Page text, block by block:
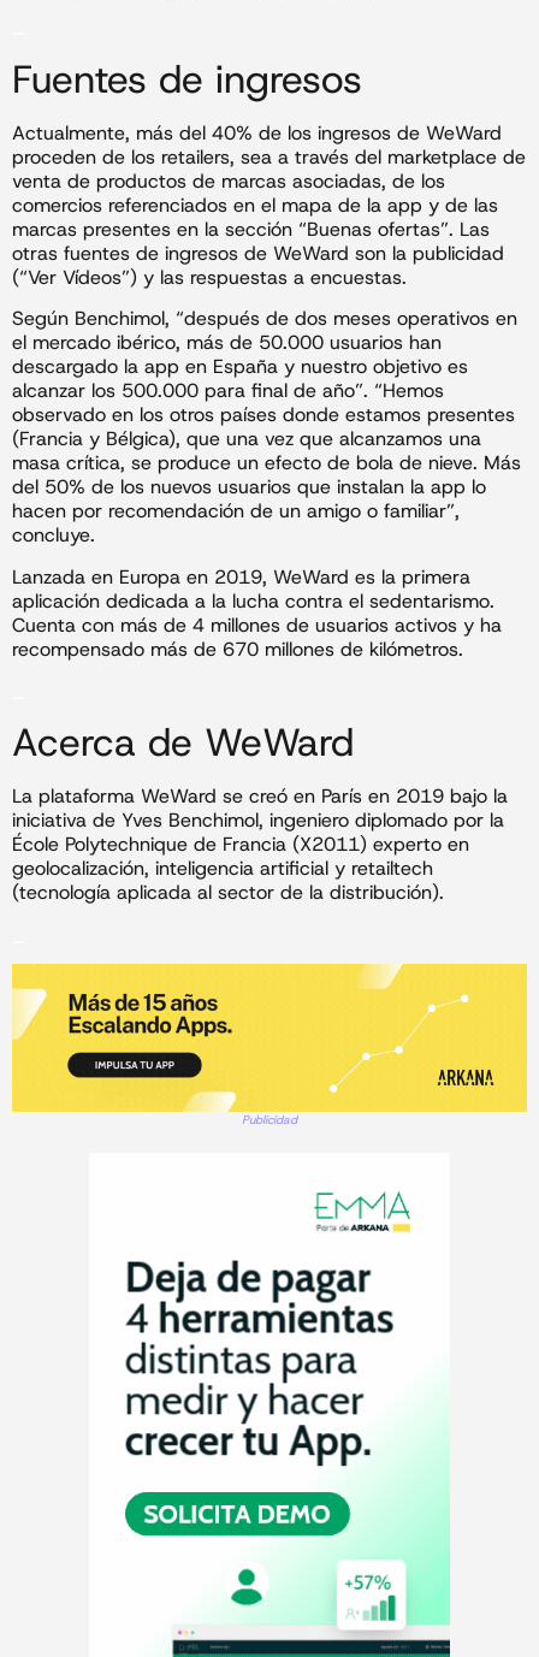
Fuentes de ingresos
Actualmente, más del 40% de los ingresos de WeWard
proceden de los retailers, sea a través del marketplace de
venta de productos de marcas asociadas, de los
comercios referenciados en el mapa de la app y de las
marcas presentes en la sección “Buenas ofertas”. Las
otras fuentes de ingresos de WeWard son la publicidad
(“Ver Vídeos”) y las respuestas a encuestas.
Según Benchimol, “después de dos meses operativos en
el mercado ibérico, más de 50.000 usuarios han
descargado la app en España y nuestro objetivo es
alcanzar los 500.000 para final de año”. “Hemos
observado en los otros países donde estamos presentes
(Francia y Bélgica), que una vez que alcanzamos una
masa crítica, se produce un efecto de bola de nieve. Más
del 50% de los nuevos usuarios que instalan la app lo
hacen por recomendación de un amigo o familiar”,
concluye.
Lanzada en Europa en 2019, WeWard es la primera
aplicación dedicada a la lucha contra el sedentarismo.
Cuenta con más de 4 millones de usuarios activos y ha
recompensado más de 670 millones de kilómetros.
Acerca de WeWard
La plataforma WeWard se creó en París en 2019 bajo la
iniciativa de Yves Benchimol, ingeniero diplomado por la
École Polytechnique de Francia (X2011) experto en
geolocalización, inteligencia artificial y retailtech
(tecnología aplicada al sector de la distribución).
Publicidad